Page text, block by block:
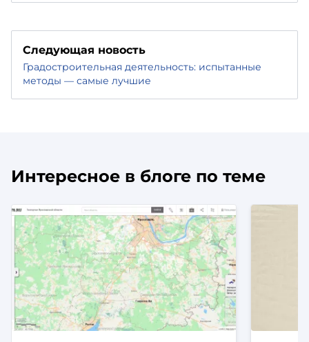
Следующая новость
Градостроительная деятельность: испытанные
методы — самые лучшие
Интересное в блоге по теме